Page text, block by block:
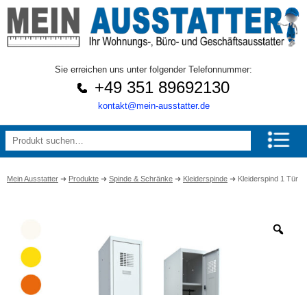
Sie erreichen uns unter folgender Telefonnummer:
+49 351 89692130
kontakt@mein-ausstatter.de
Mein Ausstatter ➜ Produkte ➜ Spinde & Schränke ➜ Kleiderspinde ➜ Kleiderspind 1 Tür